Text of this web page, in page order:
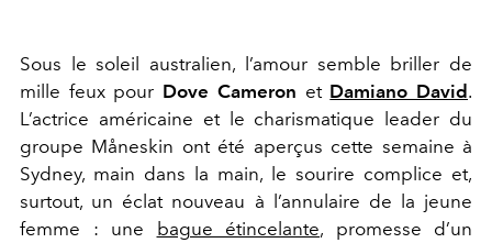
Sous le soleil australien, l’amour semble briller de
mille feux pour Dove Cameron et Damiano David.
L’actrice américaine et le charismatique leader du
groupe Måneskin ont été aperçus cette semaine à
Sydney, main dans la main, le sourire complice et,
surtout, un éclat nouveau à l’annulaire de la jeune
femme : une bague étincelante, promesse d’un